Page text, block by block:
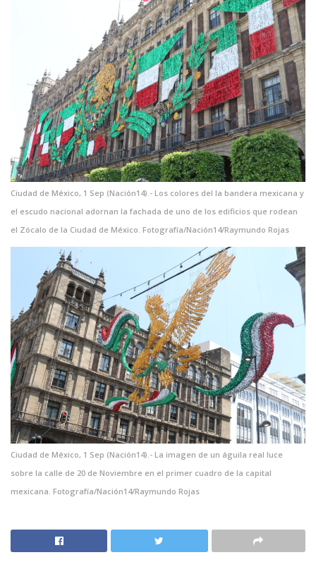
Ciudad de México, 1 Sep (Nación14).- Los colores del la bandera mexicana y
el escudo nacional adornan la fachada de uno de los edificios que rodean
el Zócalo de la Ciudad de México. Fotografía/Nación14/Raymundo Rojas
Ciudad de México, 1 Sep (Nación14).- La imagen de un águila real luce
sobre la calle de 20 de Noviembre en el primer cuadro de la capital
mexicana. Fotografía/Nación14/Raymundo Rojas